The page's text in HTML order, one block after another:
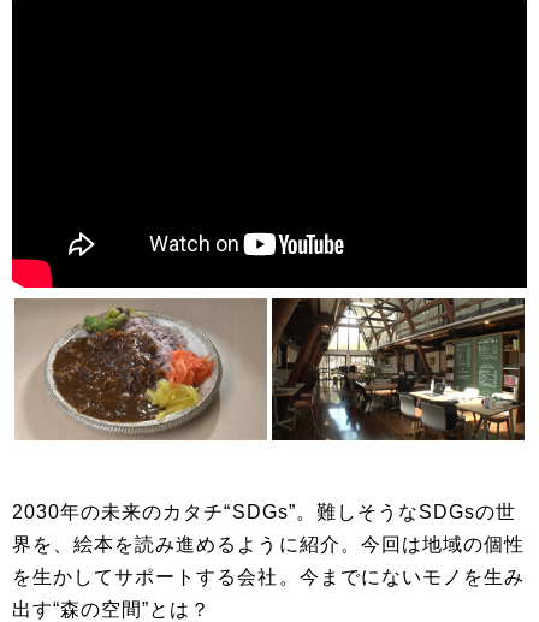
2030年の未来のカタチ“SDGs”。難しそうなSDGsの世
界を、絵本を読み進めるように紹介。今回は地域の個性
を生かしてサポートする会社。今までにないモノを生み
出す“森の空間”とは？